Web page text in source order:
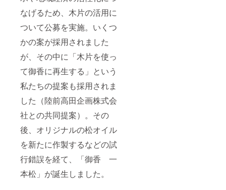
なげるため、木片の活用に
ついて公募を実施。いくつ
かの案が採用されました
が、その中に「木片を使っ
て御香に再生する」という
私たちの提案も採用されま
した（陸前高田企画株式会
社との共同提案）。その
後、オリジナルの松オイル
を新たに作製するなどの試
行錯誤を経て、「御香 一
本松」が誕生しました。